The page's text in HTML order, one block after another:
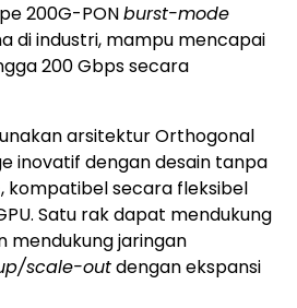
200G-PONburst-mode
di industri, mampu mencapai
200 Gbps secara
arsitektur Orthogonal
inovatif dengan desain tanpa
kompatibel secara fleksibel
Satu rak dapat mendukung
mendukung jaringan
scale-outdengan ekspansi